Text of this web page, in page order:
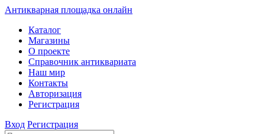
Антикварная площадка онлайн
Каталог
Магазины
О проекте
Справочник антиквариата
Наш мир
Контакты
Авторизация
Регистрация
Вход Регистрация